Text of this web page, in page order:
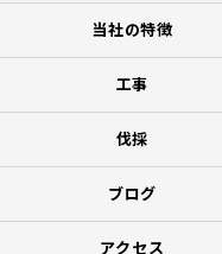
当社の特徴
工事
伐採
ブログ